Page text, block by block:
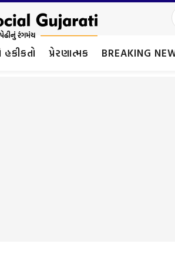
પ્રેરણાત્મક BREAKING